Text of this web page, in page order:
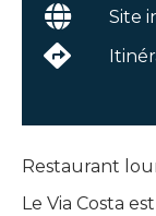
Restaurant
Le Via Costa
Site